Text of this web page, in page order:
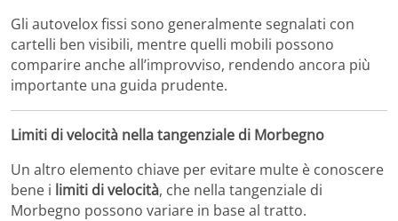
Gli autovelox fissi sono generalmente segnalati con
cartelli ben visibili, mentre quelli mobili possono
comparire anche all’improvviso, rendendo ancora più
importante una guida prudente.
Limiti di velocità nella tangenziale di Morbegno
Un altro elemento chiave per evitare multe è conoscere
bene i limiti di velocità, che nella tangenziale di
Morbegno possono variare in base al tratto.